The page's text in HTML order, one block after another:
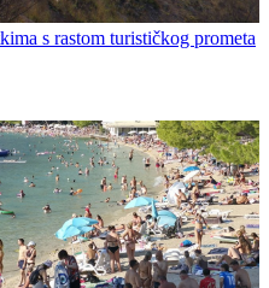
s rastom turističkog prometa